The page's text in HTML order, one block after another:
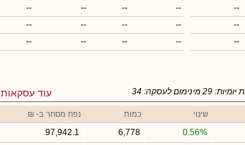
--
--
--
--
--
--
--
--
--
--
--
--
--
--
--
עוד עסקאות יומיות: 29 מינימום לעסקה: 34
שינוי כמות נפח מסחר ב- ₪
0.56%
6,778
97,942.1